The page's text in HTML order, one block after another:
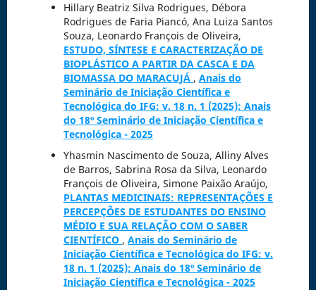
Hillary Beatriz Silva Rodrigues, Débora
Rodrigues de Faria Piancó, Ana Luiza Santos
Souza, Leonardo François de Oliveira,
ESTUDO, SÍNTESE E CARACTERIZAÇÃO DE
BIOPLÁSTICO A PARTIR DA CASCA E DA
BIOMASSA DO MARACUJÁ , Anais do
Seminário de Iniciação Científica e
Tecnológica do IFG: v. 18 n. 1 (2025): Anais
do 18º Seminário de Iniciação Científica e
Tecnológica - 2025
Yhasmin Nascimento de Souza, Alliny Alves
de Barros, Sabrina Rosa da Silva, Leonardo
François de Oliveira, Simone Paixão Araújo,
PLANTAS MEDICINAIS: REPRESENTAÇÕES E
PERCEPÇÕES DE ESTUDANTES DO ENSINO
MÉDIO E SUA RELAÇÃO COM O SABER
CIENTÍFICO , Anais do Seminário de
Iniciação Científica e Tecnológica do IFG: v.
18 n. 1 (2025): Anais do 18º Seminário de
Iniciação Científica e Tecnológica - 2025